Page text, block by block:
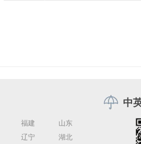
福建
山东
辽宁
湖北
中